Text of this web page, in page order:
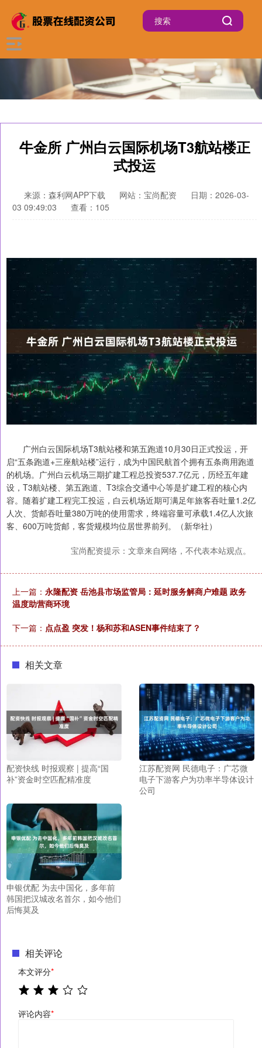
牛金所 广州白云国际机场T3航站楼正
式投运
来源：森利网APP下载 网站：宝尚配资
日期：2026-03-
03 09:49:03
查看：105
广州白云国际机场T3航站楼和第五跑道10月30日正式投运，开
启“五条跑道+三座航站楼”运行，成为中国民航首个拥有五条商用跑道
的机场。广州白云机场三期扩建工程总投资537.7亿元，历经五年建
设，T3航站楼、第五跑道、T3综合交通中心等是扩建工程的核心内
容。随着扩建工程完工投运，白云机场近期可满足年旅客吞吐量1.2亿
人次、货邮吞吐量380万吨的使用需求，终端容量可承载1.4亿人次旅
客、600万吨货邮，客货规模均位居世界前列。（新华社）
宝尚配资提示：文章来自网络，不代表本站观点。
上一篇： 永隆配资 岳池县市场监管局：延时服务解商户难题 政务
温度助营商环境
下一篇： 点点盈 突发！杨和苏和ASEN事件结束了？
相关文章
配资快线 时报观察 | 提高“国
补”资金时空匹配精准度
江苏配资网 民德电子：广芯微
电子下游客户为功率半导体设计
公司
申银优配 为去中国化，多年前
韩国把汉城改名首尔，如今他们
后悔莫及
相关评论
本文评分*
评论内容*